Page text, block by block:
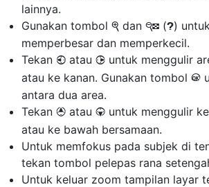
lainnya.
Gunakan tombol X dan W (Q)
memperbesar dan memperkecil.
Tekan 4 atau 2 untuk menggulir
atau ke kanan. Gunakan tombol J
antara dua area.
Tekan 1 atau 3 untuk menggulir
atau ke bawah bersamaan.
Untuk memfokus pada subjek di
tekan tombol pelepas rana
Untuk keluar zoom tampilan layar